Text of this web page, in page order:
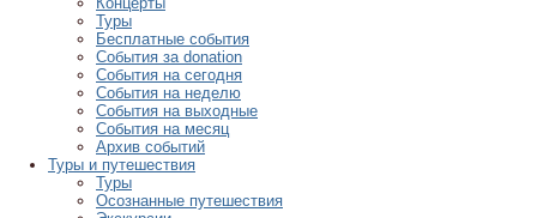
Туры
Бесплатные события
События за donation
События на сегодня
События на неделю
События на выходные
События на месяц
Архив событий
Туры и путешествия
Туры
Осознанные путешествия